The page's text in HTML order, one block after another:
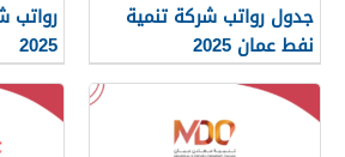
جدول رواتب شركة تنمية
نفط عمان 2025
رواتب
2025